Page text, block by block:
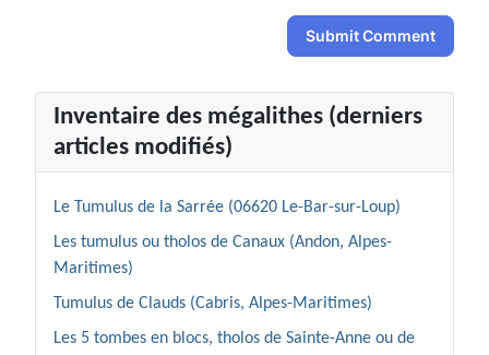
Submit Comment
Inventaire des mégalithes (derniers
articles modifiés)
Le Tumulus de la Sarrée (06620 Le-Bar-sur-Loup)
Les tumulus ou tholos de Canaux (Andon, Alpes-
Maritimes)
Tumulus de Clauds (Cabris, Alpes-Maritimes)
Les 5 tombes en blocs, tholos de Sainte-Anne ou de